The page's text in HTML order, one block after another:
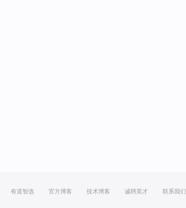
有道智选 官方博客 技术博客 诚聘英才 联系我们